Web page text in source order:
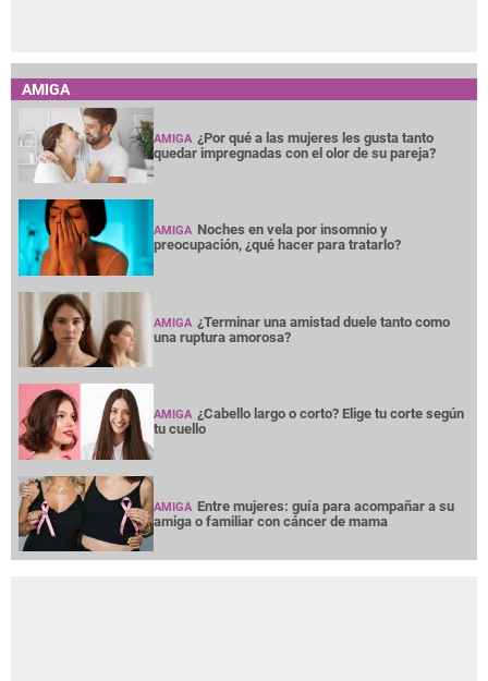
AMIGA
AMIGA ¿Por qué a las mujeres les gusta tanto
quedar impregnadas con el olor de su pareja?
AMIGA Noches en vela por insomnio y
preocupación, ¿qué hacer para tratarlo?
AMIGA ¿Terminar una amistad duele tanto como
una ruptura amorosa?
AMIGA ¿Cabello largo o corto? Elige tu corte según
tu cuello
AMIGA Entre mujeres: guía para acompañar a su
amiga o familiar con cáncer de mama